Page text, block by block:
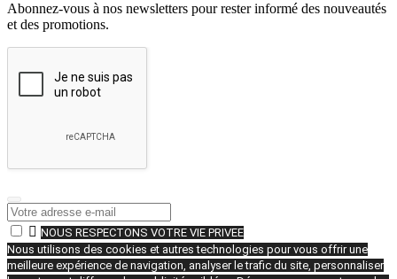
Abonnez-vous à nos newsletters pour rester informé des nouveautés
et des promotions.
 NOUS RESPECTONS VOTRE VIE PRIVEE
Nous utilisons des cookies et autres technologies pour vous offrir une
meilleure expérience de navigation, analyser le trafic du site, personnaliser